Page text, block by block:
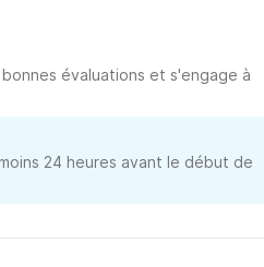
évaluations et s'engage à
24 heures avant le début de